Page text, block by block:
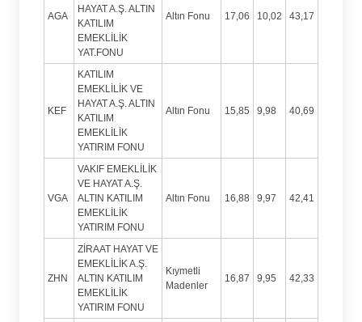
AGA
HAYAT A.Ş. ALTIN
KATILIM
EMEKLİLİK
YAT.FONU
Altın Fonu 17,06 10,02 43,17
KEF
KATILIM
EMEKLİLİK VE
HAYAT A.Ş. ALTIN
KATILIM
EMEKLİLİK
YATIRIM FONU
Altın Fonu 15,85 9,98 40,69
VGA
VAKIF EMEKLİLİK
VE HAYAT A.Ş.
ALTIN KATILIM
EMEKLİLİK
YATIRIM FONU
Altın Fonu 16,88 9,97 42,41
ZHN
ZİRAAT HAYAT VE
EMEKLİLİK A.Ş.
ALTIN KATILIM
EMEKLİLİK
YATIRIM FONU
Kıymetli
Madenler
16,87 9,95 42,33